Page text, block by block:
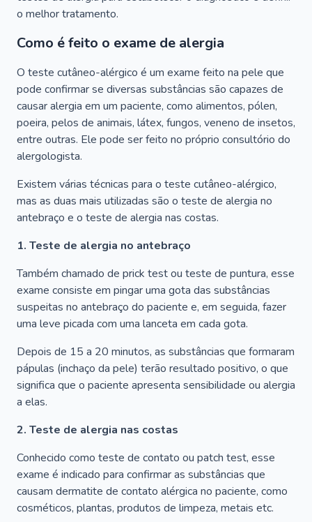
o melhor tratamento.
Como é feito o exame de alergia
O teste cutâneo-alérgico é um exame feito na pele que
pode confirmar se diversas substâncias são capazes de
causar alergia em um paciente, como alimentos, pólen,
poeira, pelos de animais, látex, fungos, veneno de insetos,
entre outras. Ele pode ser feito no próprio consultório do
alergologista.
Existem várias técnicas para o teste cutâneo-alérgico,
mas as duas mais utilizadas são o teste de alergia no
antebraço e o teste de alergia nas costas.
1. Teste de alergia no antebraço
Também chamado de prick test ou teste de puntura, esse
exame consiste em pingar uma gota das substâncias
suspeitas no antebraço do paciente e, em seguida, fazer
uma leve picada com uma lanceta em cada gota.
Depois de 15 a 20 minutos, as substâncias que formaram
pápulas (inchaço da pele) terão resultado positivo, o que
significa que o paciente apresenta sensibilidade ou alergia
a elas.
2. Teste de alergia nas costas
Conhecido como teste de contato ou patch test, esse
exame é indicado para confirmar as substâncias que
causam dermatite de contato alérgica no paciente, como
cosméticos, plantas, produtos de limpeza, metais etc.